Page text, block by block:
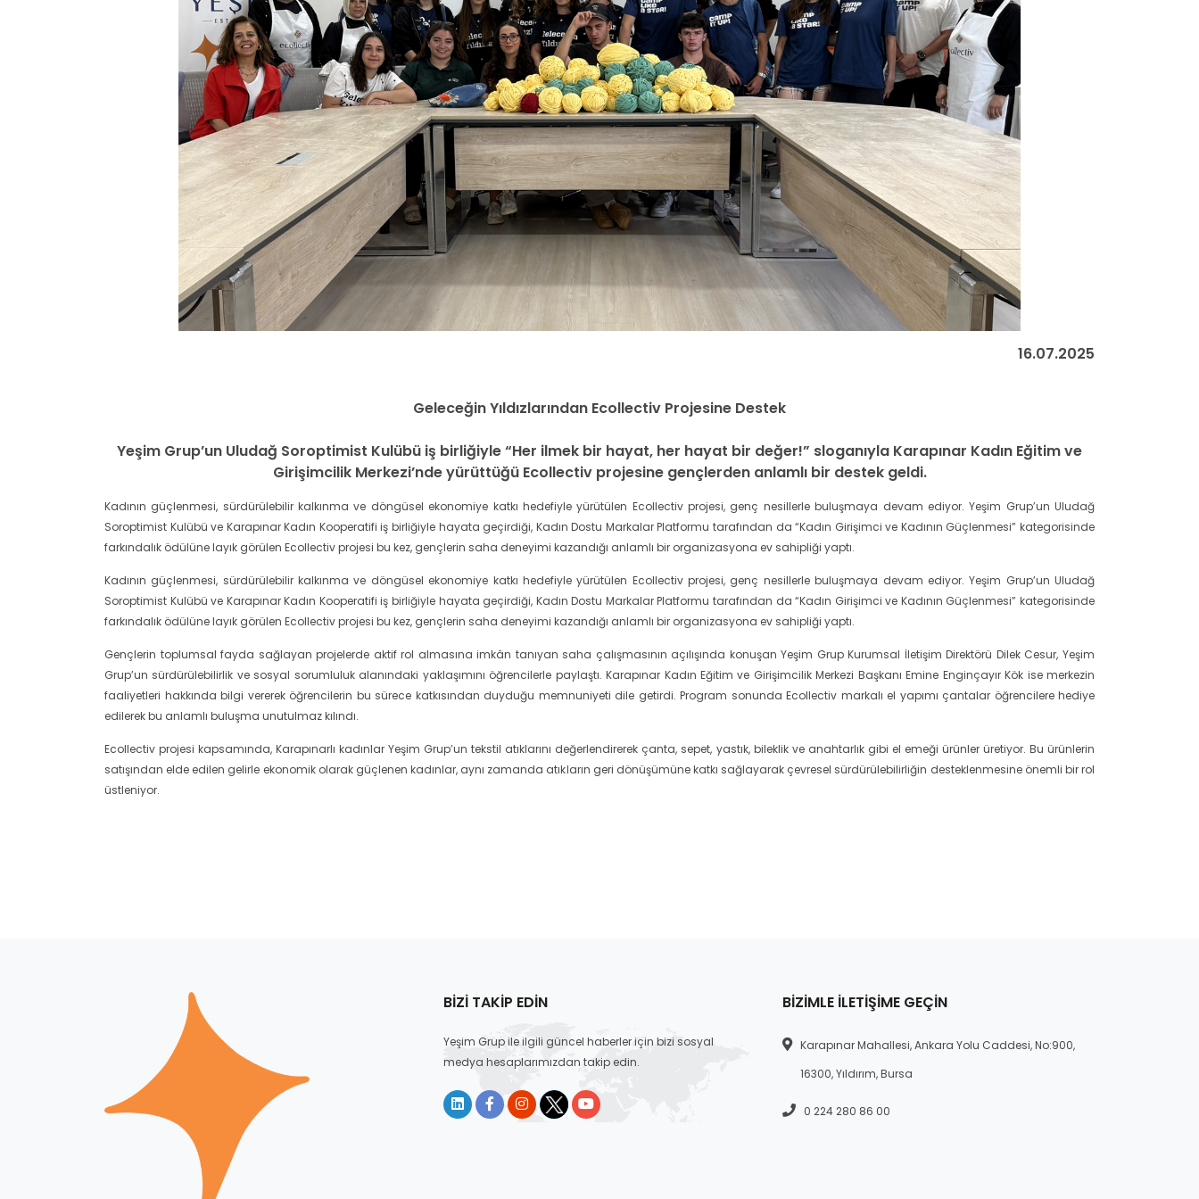
16.07.2025
Geleceğin Yıldızlarından Ecollectiv Projesine Destek
Yeşim Grup’un Uludağ Soroptimist Kulübü iş birliğiyle “Her ilmek bir hayat, her hayat bir değer!” sloganıyla Karapınar Kadın Eğitim ve
Girişimcilik Merkezi’nde yürüttüğü Ecollectiv projesine gençlerden anlamlı bir destek geldi.
Kadının güçlenmesi, sürdürülebilir kalkınma ve döngüsel ekonomiye katkı hedefiyle yürütülen Ecollectiv projesi, genç nesillerle buluşmaya devam ediyor. Yeşim Grup’un Uludağ
Soroptimist Kulübü ve Karapınar Kadın Kooperatifi iş birliğiyle hayata geçirdiği, Kadın Dostu Markalar Platformu tarafından da “Kadın Girişimci ve Kadının Güçlenmesi” kategorisinde
farkındalık ödülüne layık görülen Ecollectiv projesi bu kez, gençlerin saha deneyimi kazandığı anlamlı bir organizasyona ev sahipliği yaptı.
Kadının güçlenmesi, sürdürülebilir kalkınma ve döngüsel ekonomiye katkı hedefiyle yürütülen Ecollectiv projesi, genç nesillerle buluşmaya devam ediyor. Yeşim Grup’un Uludağ
Soroptimist Kulübü ve Karapınar Kadın Kooperatifi iş birliğiyle hayata geçirdiği, Kadın Dostu Markalar Platformu tarafından da “Kadın Girişimci ve Kadının Güçlenmesi” kategorisinde
farkındalık ödülüne layık görülen Ecollectiv projesi bu kez, gençlerin saha deneyimi kazandığı anlamlı bir organizasyona ev sahipliği yaptı.
Gençlerin toplumsal fayda sağlayan projelerde aktif rol almasına imkân tanıyan saha çalışmasının açılışında konuşan Yeşim Grup Kurumsal İletişim Direktörü Dilek Cesur, Yeşim
Grup’un sürdürülebilirlik ve sosyal sorumluluk alanındaki yaklaşımını öğrencilerle paylaştı. Karapınar Kadın Eğitim ve Girişimcilik Merkezi Başkanı Emine Enginçayır Kök ise merkezin
faaliyetleri hakkında bilgi vererek öğrencilerin bu sürece katkısından duyduğu memnuniyeti dile getirdi. Program sonunda Ecollectiv markalı el yapımı çantalar öğrencilere hediye
edilerek bu anlamlı buluşma unutulmaz kılındı.
Ecollectiv projesi kapsamında, Karapınarlı kadınlar Yeşim Grup’un tekstil atıklarını değerlendirerek çanta, sepet, yastık, bileklik ve anahtarlık gibi el emeği ürünler üretiyor. Bu ürünlerin
satışından elde edilen gelirle ekonomik olarak güçlenen kadınlar, aynı zamanda atıkların geri dönüşümüne katkı sağlayarak çevresel sürdürülebilirliğin desteklenmesine önemli bir rol
üstleniyor.
BIZI TAKIP EDIN
Yeşim Grup ile ilgili güncel haberler için bizi sosyal
medya hesaplarımızdan takip edin.
BIZIMLE İLETIŞIME GEÇIN
Karapınar Mahallesi, Ankara Yolu Caddesi, No:900,
16300, Yıldırım, Bursa
0 224 280 86 00